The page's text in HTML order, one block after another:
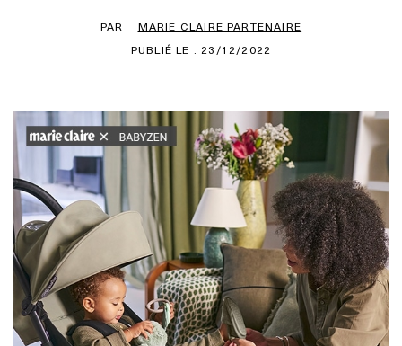
PAR
MARIE CLAIRE PARTENAIRE
PUBLIÉ LE : 23/12/2022